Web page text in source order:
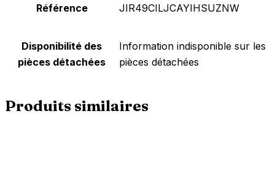
Référence ‎JIR49CILJCAYIHSUZNW
Disponibilité des
pièces détachées
‎Information indisponible sur les
pièces détachées
Produits similaires